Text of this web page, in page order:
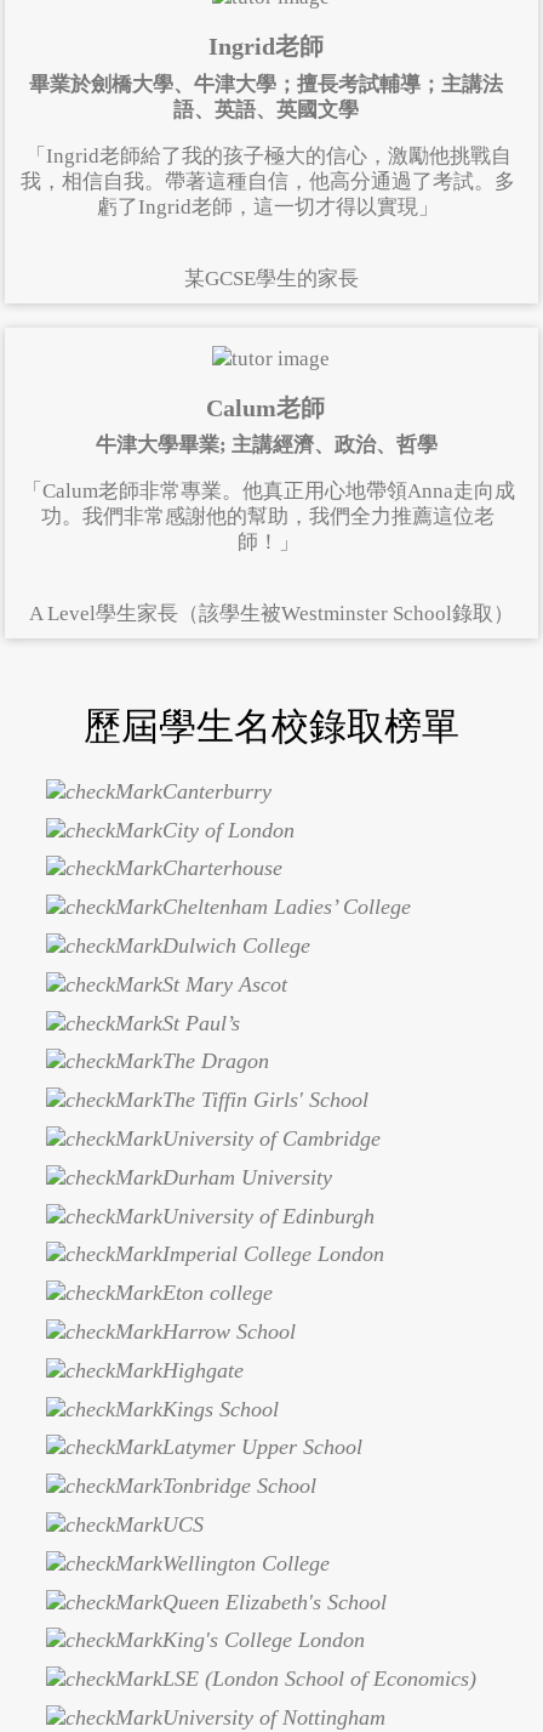
Ingrid老師
畢業於劍橋大學、牛津大學；擅長考試輔導；主講法
語、英語、英國文學
「Ingrid老師給了我的孩子極大的信心，激勵他挑戰自
我，相信自我。帶著這種自信，他高分通過了考試。多
虧了Ingrid老師，這一切才得以實現」
某GCSE學生的家長
Calum老師
牛津大學畢業; 主講經濟、政治、哲學
「Calum老師非常專業。他真正用心地帶領Anna走向成
功。我們非常感謝他的幫助，我們全力推薦這位老
師！」
A Level學生家長（該學生被Westminster School錄取）
歷屆學生名校錄取榜單
Canterburry
City of London
Charterhouse
Cheltenham Ladies’ College
Dulwich College
St Mary Ascot
St Paul’s
The Dragon
The Tiffin Girls' School
University of Cambridge
Durham University
University of Edinburgh
Imperial College London
Eton college
Harrow School
Highgate
Kings School
Latymer Upper School
Tonbridge School
UCS
Wellington College
Queen Elizabeth's School
King's College London
LSE (London School of Economics)
University of Nottingham